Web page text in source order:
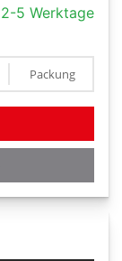
2-5 Werktage
Packung